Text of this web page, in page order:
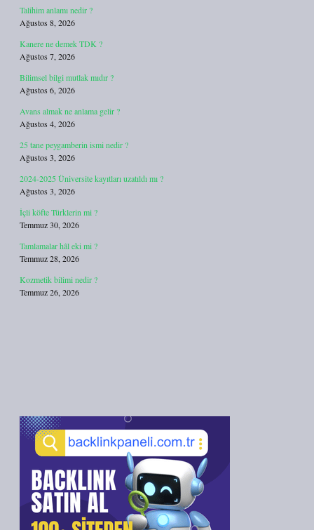
Talihim anlamı nedir ?
Ağustos 8, 2026
Kanere ne demek TDK ?
Ağustos 7, 2026
Bilimsel bilgi mutlak mıdır ?
Ağustos 6, 2026
Avans almak ne anlama gelir ?
Ağustos 4, 2026
25 tane peygamberin ismi nedir ?
Ağustos 3, 2026
2024-2025 Üniversite kayıtları uzatıldı mı ?
Ağustos 3, 2026
İçli köfte Türklerin mi ?
Temmuz 30, 2026
Tamlamalar hâl eki mi ?
Temmuz 28, 2026
Kozmetik bilimi nedir ?
Temmuz 26, 2026